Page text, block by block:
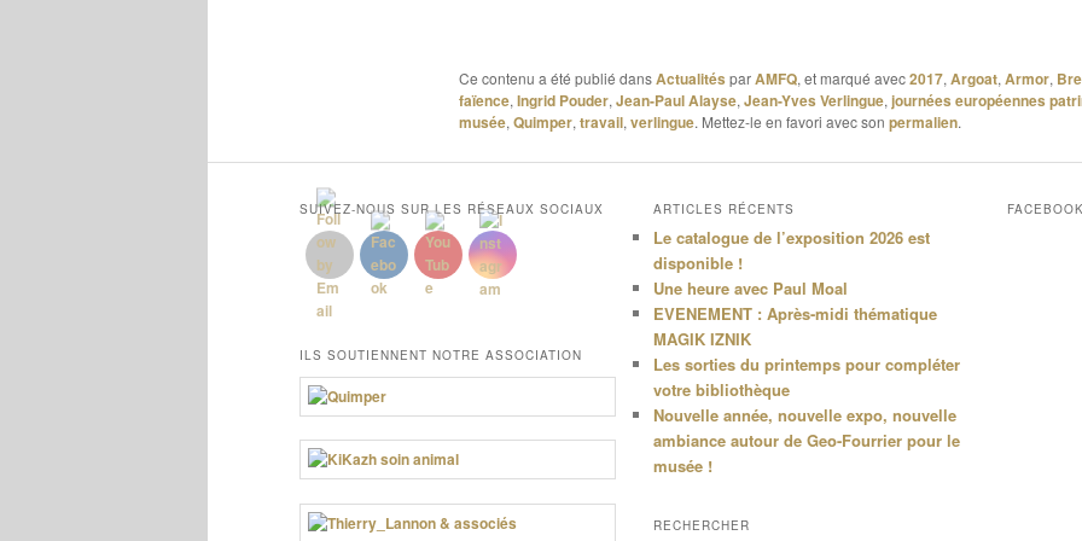
Ce contenu a été publié dansActualités parAMFQ, et marqué avec2017, Argoat, Armor,
faïence, Ingrid Pouder, Jean-Paul Alayse, Jean-Yves Verlingue, journées européennes
musée, Quimper, travail, verlingue. Mettez-le en favori avec son permalien.
SUIVEZ-NOUS SUR LES RÉSEAUX SOCIAUX
ILS SOUTIENNENT NOTRE ASSOCIATION
ARTICLES RÉCENTS
Le catalogue de l’exposition 2026 est
disponible !
Une heure avec Paul Moal
EVENEMENT : Après-midi thématique
MAGIK IZNIK
Les sorties du printemps pour compléter
votre bibliothèque
Nouvelle année, nouvelle expo, nouvelle
ambiance autour de Geo-Fourrier pour le
musée !
RECHERCHER
FACEBOOK